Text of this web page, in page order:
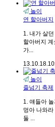
놀이
연 할아버지
1. 내가 살
할아버지
가...
13.10.18.
놀이
줄넘기 축제
1. 얘들아
멍아 나와
둘 ...